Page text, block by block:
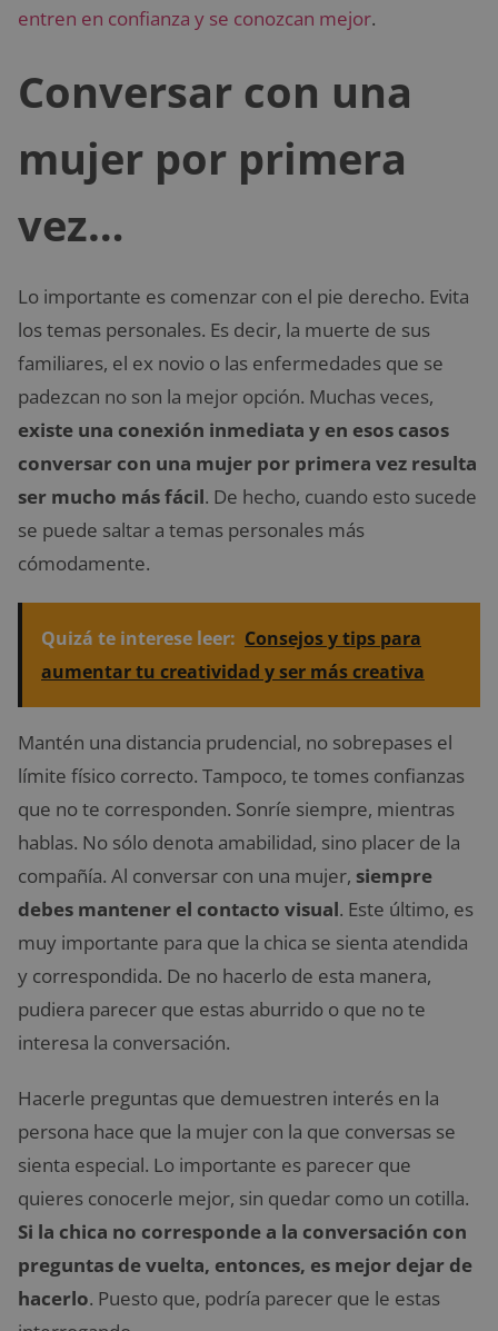
entren en confianza y se conozcan mejor.
Conversar con una
mujer por primera
vez…
Lo importante es comenzar con el pie derecho. Evita
los temas personales. Es decir, la muerte de sus
familiares, el ex novio o las enfermedades que se
padezcan no son la mejor opción. Muchas veces,
existe una conexión inmediata y en esos casos
conversar con una mujer por primera vez resulta
ser mucho más fácil. De hecho, cuando esto sucede
se puede saltar a temas personales más
cómodamente.
Quizá te interese leer: Consejos y tips para
aumentar tu creatividad y ser más creativa
Mantén una distancia prudencial, no sobrepases el
límite físico correcto. Tampoco, te tomes confianzas
que no te corresponden. Sonríe siempre, mientras
hablas. No sólo denota amabilidad, sino placer de la
compañía. Al conversar con una mujer, siempre
debes mantener el contacto visual. Este último, es
muy importante para que la chica se sienta atendida
y correspondida. De no hacerlo de esta manera,
pudiera parecer que estas aburrido o que no te
interesa la conversación.
Hacerle preguntas que demuestren interés en la
persona hace que la mujer con la que conversas se
sienta especial. Lo importante es parecer que
quieres conocerle mejor, sin quedar como un cotilla.
Si la chica no corresponde a la conversación con
preguntas de vuelta, entonces, es mejor dejar de
hacerlo. Puesto que, podría parecer que le estas